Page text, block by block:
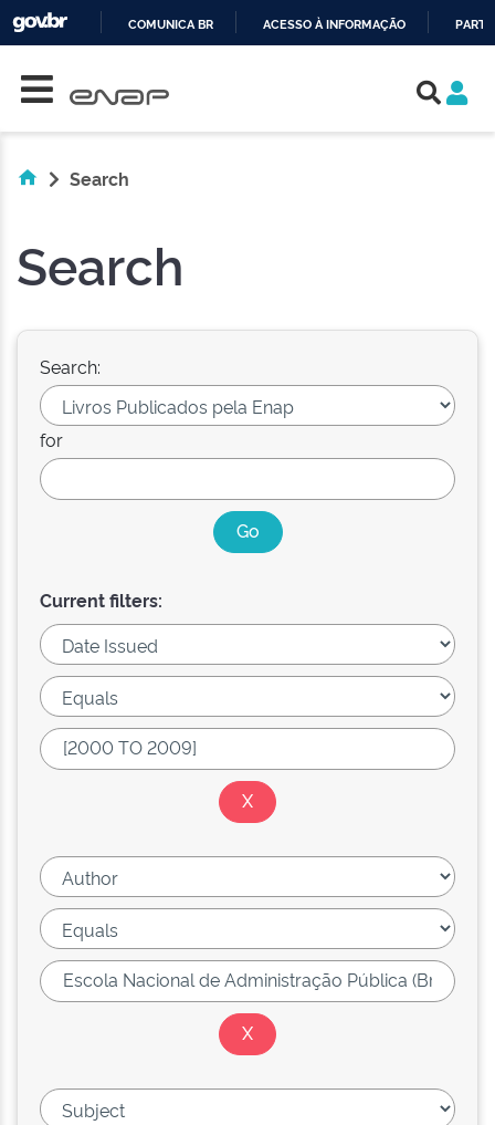
COMUNICA BR ACESSO À INFORMAÇÃO
Search
Search
Search:
for
Current filters: